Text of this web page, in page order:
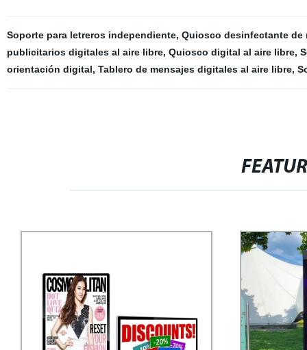
Soporte para letreros independiente, Quiosco desinfectante de
publicitarios digitales al aire libre, Quiosco digital al aire libre,
orientación digital, Tablero de mensajes digitales al aire libre,